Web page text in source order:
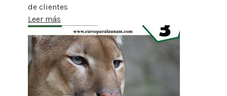
de clientes
Leer más